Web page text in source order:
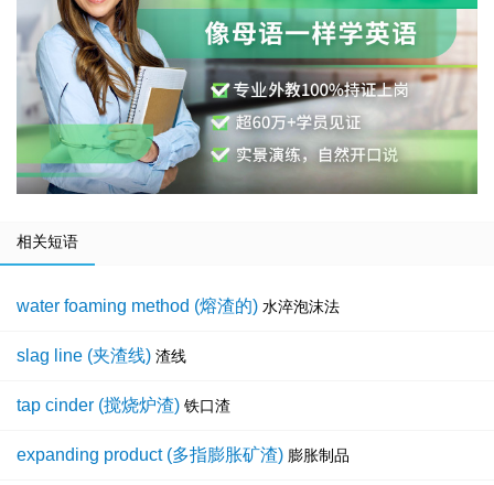
相关短语
water foaming method (熔渣的) 水淬泡沫法
slag line (夹渣线) 渣线
tap cinder (搅烧炉渣) 铁口渣
expanding product (多指膨胀矿渣) 膨胀制品